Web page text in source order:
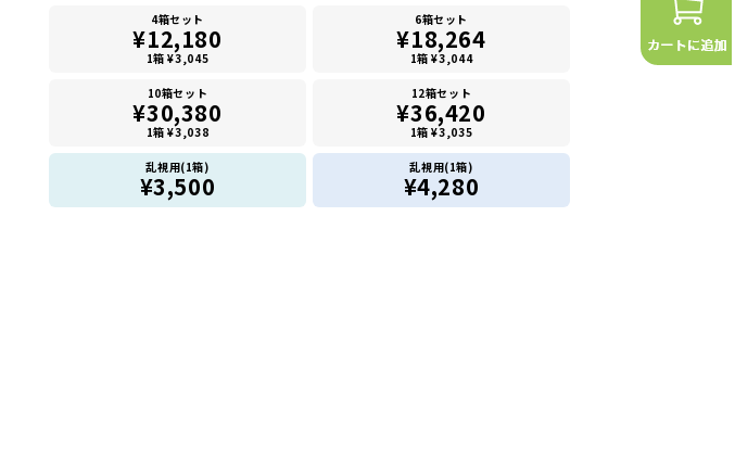
4箱セット
¥12,180
1箱 ¥3,045
6箱セット
¥18,264
1箱 ¥3,044
10箱セット
¥30,380
1箱 ¥3,038
12箱セット
¥36,420
1箱 ¥3,035
乱視用(1箱)
¥3,500
乱視用(1箱)
¥4,280